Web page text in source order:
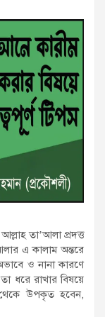
তা’আলা প্রদত্ত
এ কালাম অন্তরে
ও নানা কারণে
ধরে রাখার বিষয়ে
উপকৃত হবেন,